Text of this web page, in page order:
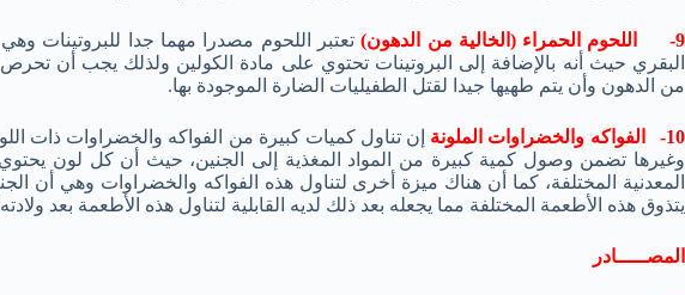
9- اللحوم الحمراء (الخالية من الدهون)
تعتبر اللحوم مصدرا مهما جدا للبروتينات
البقري حيث أنه بالإضافة إلى البروتينات تحتوي على مادة الكولين ولذلك يجب أن تحرص
من الدهون وأن يتم طهيها جيدا لقتل الطفيليات الضارة الموجودة بها.
10- الفواكه والخضراوات الملونة
إن تناول كميات كبيرة من الفواكه والخضراوات ذات
وغيرها تضمن وصول كمية كبيرة من المواد المغذية إلى الجنين، حيث أن كل لون
المعدنية المختلفة، كما أن هناك ميزة أخرى لتناول هذه الفواكه والخضراوات وهي أن
يتذوق هذه الأطعمة المختلفة مما يجعله بعد ذلك لديه القابلية لتناول هذه الأطعمة بعد
المصـــــادر